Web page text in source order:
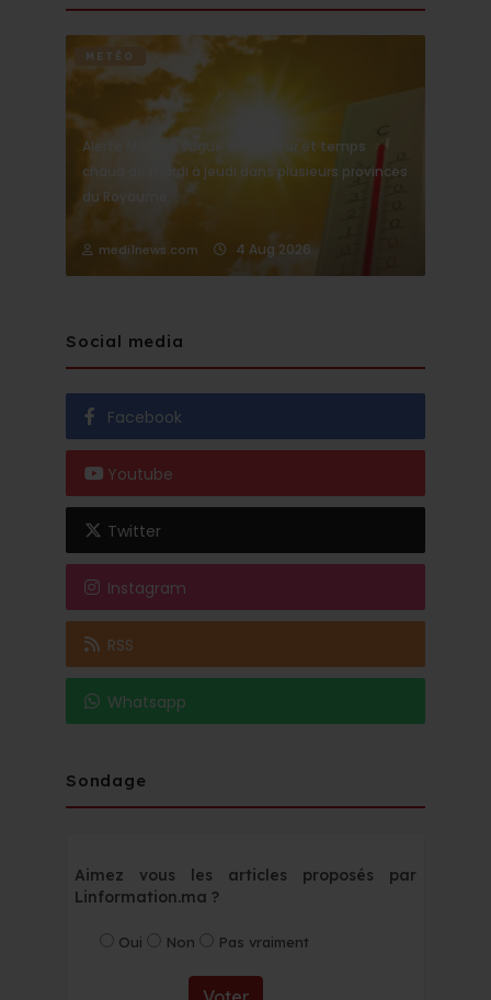
METÉO
Alerte Météo : Vague de chaleur et temps
chaud de mardi à jeudi dans plusieurs provinces
du Royaume
medi1news.com 4 Aug 2026
Social media
Facebook
Youtube
Twitter
Instagram
RSS
Whatsapp
Sondage
Aimez vous les articles proposés par
Linformation.ma ?
Oui Non Pas vraiment